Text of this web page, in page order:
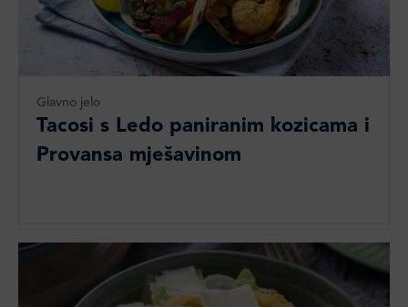
Glavno jelo
Tacosi s Ledo paniranim kozicama i
Provansa mješavinom